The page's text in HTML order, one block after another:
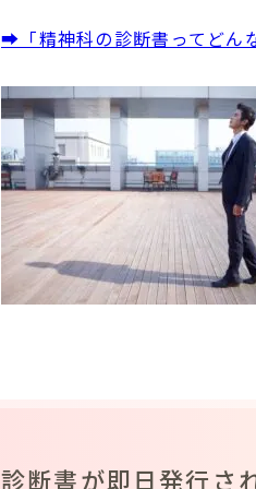
➡「精神科の診断書ってどん
診断書が即日発行さ